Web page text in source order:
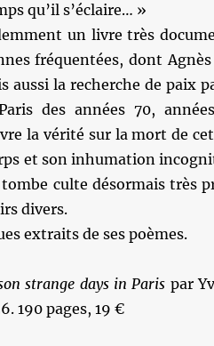
qu’il s’éclaire… »
un livre très
fréquentées, dont
aussi la recherche de paix
des années 70,
la vérité sur la mort de
et son inhumation
culte désormais très
divers.
extraits de ses poèmes.
strange days in Paris par
190 pages, 19 €